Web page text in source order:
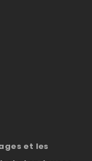
et les